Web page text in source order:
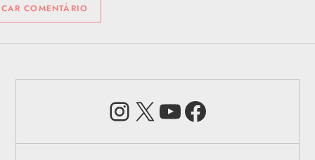
Instagram
X Youtube